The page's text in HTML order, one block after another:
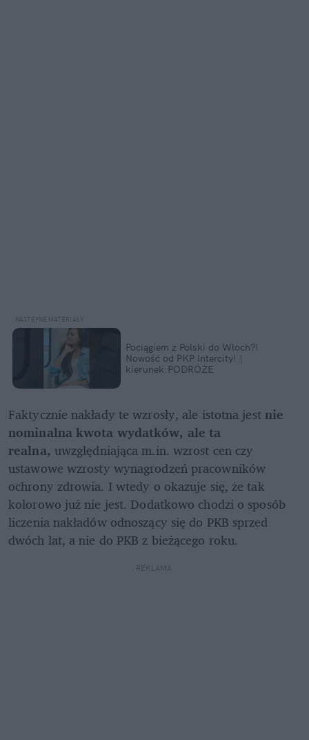
Pociągiem z Polski do Włoch?!
Nowość od PKP Intercity! |
kierunek:PODRÓŻE
Faktycznie nakłady te wzrosły, ale istotna jest nie
nominalna kwota wydatków, ale ta
realna, uwzględniająca m.in. wzrost cen czy
ustawowe wzrosty wynagrodzeń pracowników
ochrony zdrowia. I wtedy o okazuje się, że tak
kolorowo już nie jest. Dodatkowo chodzi o sposób
liczenia nakładów odnoszący się do PKB sprzed
dwóch lat, a nie do PKB z bieżącego roku.
REKLAMA